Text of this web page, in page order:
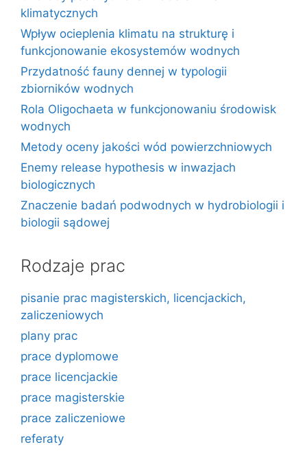
klimatycznych
Wpływ ocieplenia klimatu na strukturę i
funkcjonowanie ekosystemów wodnych
Przydatność fauny dennej w typologii
zbiorników wodnych
Rola Oligochaeta w funkcjonowaniu środowisk
wodnych
Metody oceny jakości wód powierzchniowych
Enemy release hypothesis w inwazjach
biologicznych
Znaczenie badań podwodnych w hydrobiologii i
biologii sądowej
Rodzaje prac
pisanie prac magisterskich, licencjackich,
zaliczeniowych
plany prac
prace dyplomowe
prace licencjackie
prace magisterskie
prace zaliczeniowe
referaty